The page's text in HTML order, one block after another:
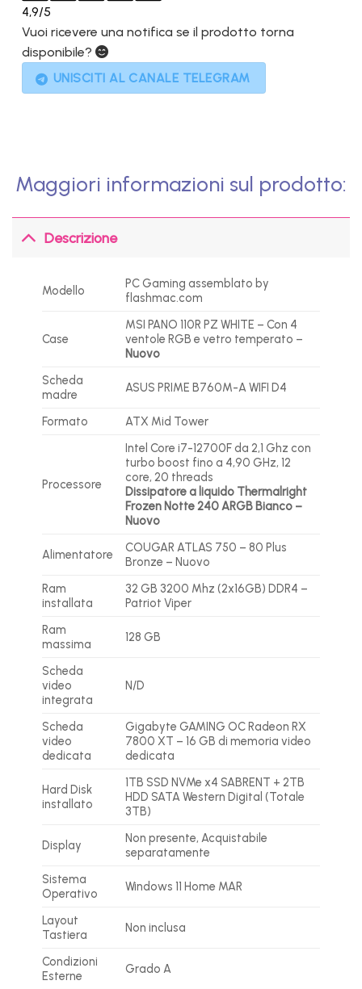
4,9/5
Vuoi ricevere una notifica se il prodotto torna
disponibile?
UNISCITI AL CANALE TELEGRAM
Maggiori informazioni sul prodotto:
Descrizione
Modello
PC Gaming assemblato by
flashmac.com
Case
MSI PANO 110R PZ WHITE – Con 4
ventole RGB e vetro temperato –
Nuovo
Scheda
madre
ASUS PRIME B760M-A WIFI D4
Formato ATX Mid Tower
Processore
Intel Core i7-12700F da 2,1 Ghz con
turbo boost fino a 4,90 GHz, 12
core, 20 threads
Dissipatore a liquido Thermalright
Frozen Notte 240 ARGB Bianco –
Nuovo
Alimentatore
COUGAR ATLAS 750 – 80 Plus
Bronze – Nuovo
Ram
installata
32 GB 3200 Mhz (2x16GB) DDR4 –
Patriot Viper
Ram
massima
128 GB
Scheda
video
integrata
N/D
Scheda
video
dedicata
Gigabyte GAMING OC Radeon RX
7800 XT – 16 GB di memoria video
dedicata
Hard Disk
installato
1TB SSD NVMe x4 SABRENT + 2TB
HDD SATA Western Digital (Totale
3TB)
Display
Non presente, Acquistabile
separatamente
Sistema
Operativo
Windows 11 Home MAR
Layout
Tastiera
Non inclusa
Condizioni
Esterne
Grado A